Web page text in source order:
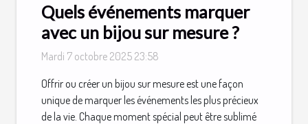
Quels événements marquer
avec un bijou sur mesure ?
Mardi 7 octobre 2025 23:58
Offrir ou créer un bijou sur mesure est une façon
unique de marquer les événements les plus précieux
de la vie. Chaque moment spécial peut être sublimé